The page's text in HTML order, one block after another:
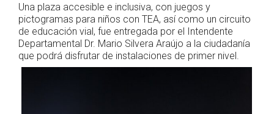
Una plaza accesible e inclusiva, con juegos y
pictogramas para niños con TEA, así como un circuito
de educación vial, fue entregada por el Intendente
Departamental Dr. Mario Silvera Araújo a la ciudadanía
que podrá disfrutar de instalaciones de primer nivel.